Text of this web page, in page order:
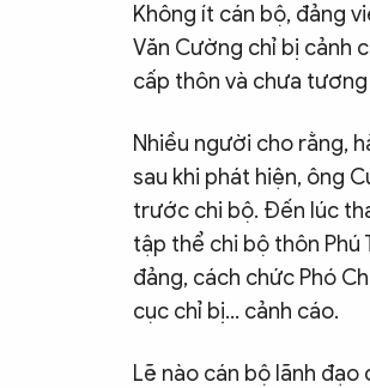
Không ít cán bộ, đảng
Văn Cường chỉ bị cảnh
cấp thôn và chưa
Nhiều người cho rằng,
sau khi phát hiện, ông
trước chi bộ. Đến lúc
tập thể chi bộ thôn Phú
đảng, cách chức Phó
cục chỉ bị… cảnh cáo.
Lẽ nào cán bộ lãnh